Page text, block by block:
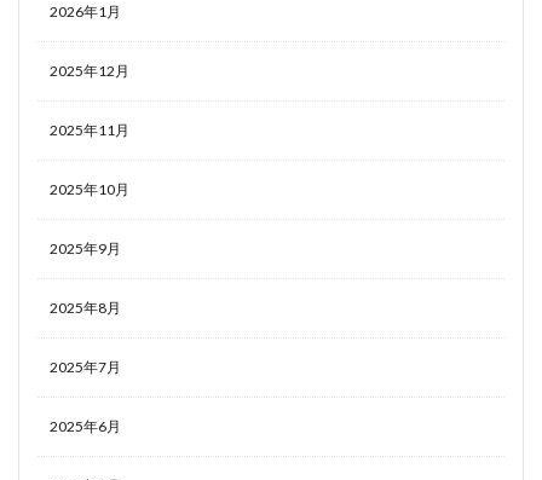
2026年1月
2025年12月
2025年11月
2025年10月
2025年9月
2025年8月
2025年7月
2025年6月